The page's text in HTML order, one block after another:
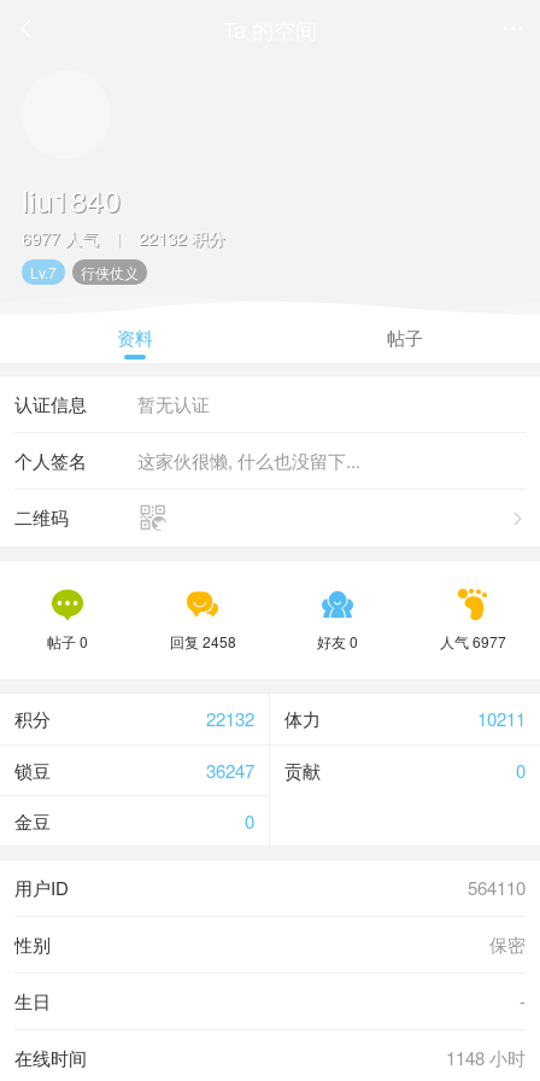
liu1840
6977 人气 | 22132 积分
Lv.7 行侠仗义
资料 帖子
暂无认证
认证信息
这家伙很懒, 什么也没留下...
个人签名


二维码

帖子 0

回复 2458

好友 0

人气 6977
22132
积分 10211
体力
36247
锁豆 0
贡献
0
金豆
564110
用户ID
保密
性别
-
生日
1148 小时
在线时间